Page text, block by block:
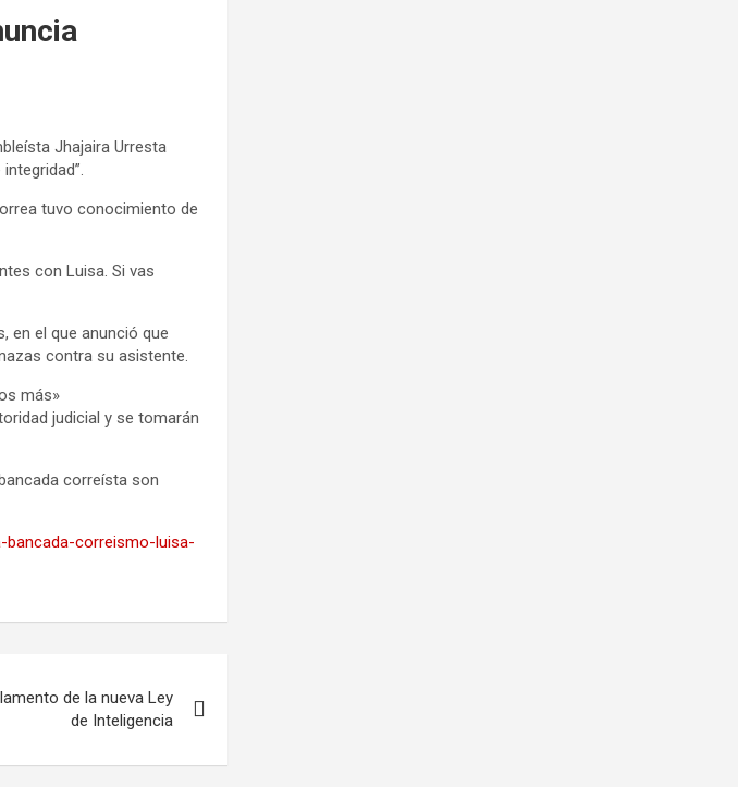
Jhajaira Urresta
tuvo conocimiento de
con Luisa. Si vas
en el que anunció que
contra su asistente.
más»
judicial y se tomarán
correísta son
bancada-correismo-luisa-
de la nueva Ley
de Inteligencia